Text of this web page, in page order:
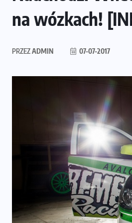
na wózkach!
PRZEZADMIN 07-07-2017